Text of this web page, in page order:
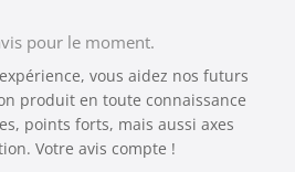
pour le moment.
vous aidez nos futurs
produit en toute connaissance
points forts, mais aussi axes
Votre avis compte !